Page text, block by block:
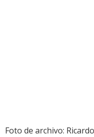
Foto de archivo: